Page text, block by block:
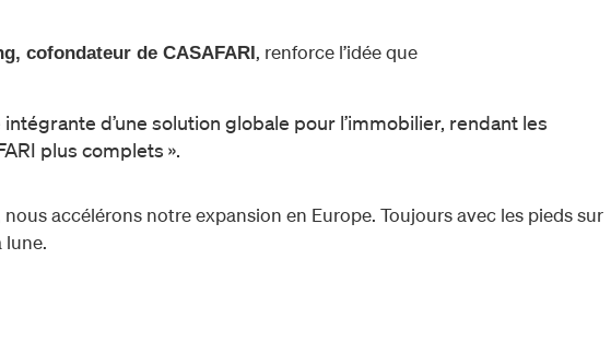
cofondateur de CASAFARI, renforce l’idée que
intégrante d’une solution globale pour l’immobilier, rendant les
plus complets ».
accélérons notre expansion en Europe. Toujours avec les pieds sur
lune.